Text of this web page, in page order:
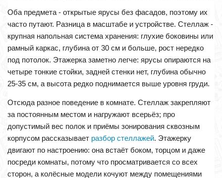
Оба предмета - открытые ярусы без фасадов, поэтому их
часто путают. Разница в масштабе и устройстве. Стеллаж -
крупная напольная система хранения: глухие боковины или
рамный каркас, глубина от 30 см и больше, рост нередко
под потолок. Этажерка заметно легче: ярусы опираются на
четыре тонкие стойки, задней стенки нет, глубина обычно
25-35 см, а высота редко поднимается выше уровня груди.
Отсюда разное поведение в комнате. Стеллаж закрепляют
за постоянным местом и нагружают всерьёз; про
допустимый вес полок и приёмы зонирования сквозным
корпусом рассказывает разбор стеллажей. Этажерку
двигают по настроению: она встаёт боком, торцом и даже
посреди комнаты, потому что просматривается со всех
сторон, а колёсные модели кочуют между помещениями